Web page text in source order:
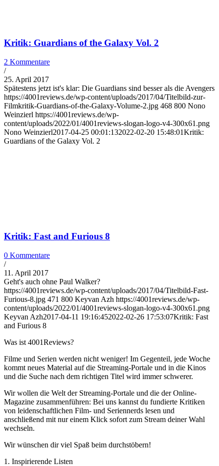
Kritik: Guardians of the Galaxy Vol. 2
2 Kommentare
/
25. April 2017
Spätestens jetzt ist's klar: Die Guardians sind besser als die Avengers
https://4001reviews.de/wp-content/uploads/2017/04/Titelbild-zur-
Filmkritik-Guardians-of-the-Galaxy-Volume-2.jpg 468 800 Nono
Weinzierl https://4001reviews.de/wp-
content/uploads/2022/01/4001reviews-slogan-logo-v4-300x61.png
Nono Weinzierl2017-04-25 00:01:132022-02-20 15:48:01Kritik:
Guardians of the Galaxy Vol. 2
Kritik: Fast and Furious 8
0 Kommentare
/
11. April 2017
Geht's auch ohne Paul Walker?
https://4001reviews.de/wp-content/uploads/2017/04/Titelbild-Fast-
Furious-8.jpg 471 800 Keyvan Azh https://4001reviews.de/wp-
content/uploads/2022/01/4001reviews-slogan-logo-v4-300x61.png
Keyvan Azh2017-04-11 19:16:452022-02-26 17:53:07Kritik: Fast
and Furious 8
Was ist 4001Reviews?
Filme und Serien werden nicht weniger! Im Gegenteil, jede Woche
kommt neues Material auf die Streaming-Portale und in die Kinos
und die Suche nach dem richtigen Titel wird immer schwerer.
Wir wollen die Welt der Streaming-Portale und die der Online-
Magazine zusammenführen: Bei uns kannst du fundierte Kritiken
von leidenschaftlichen Film- und Seriennerds lesen und
anschließend mit nur einem Klick sofort zum Stream deiner Wahl
wechseln.
Wir wünschen dir viel Spaß beim durchstöbern!
1. Inspirierende Listen